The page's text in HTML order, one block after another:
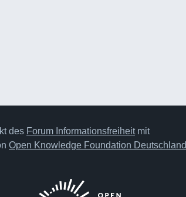
des Forum Informationsfreiheitmit
Open Knowledge Foundation Deutschland